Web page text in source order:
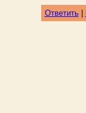
Ответить|